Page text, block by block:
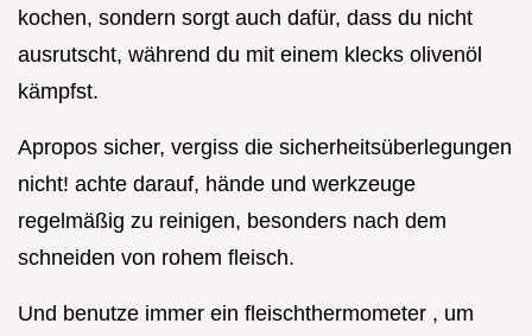
kochen, sondern sorgt auch dafür, dass du nicht
ausrutscht, während du mit einem klecks olivenöl
kämpfst.
Apropos sicher, vergiss die sicherheitsüberlegungen
nicht! achte darauf, hände und werkzeuge
regelmäßig zu reinigen, besonders nach dem
schneiden von rohem fleisch.
Und benutze immer ein fleischthermometer , um